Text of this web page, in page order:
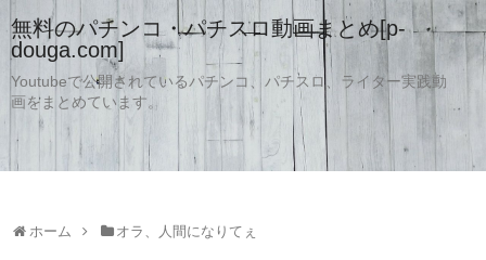
無料のパチンコ・パチスロ動画まとめ[p-
douga.com]
Youtubeで公開されているパチンコ、パチスロ、ライター実践動
画をまとめています。
ホーム オラ、人間になりてぇ